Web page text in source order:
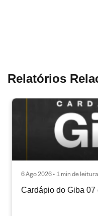
Relatórios
6 Ago 2026 • 1 min de leitura
Cardápio do Giba